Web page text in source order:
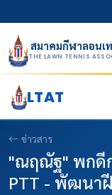
สมาคมกีฬาลอนเ
THE LAWN TENNIS
LTAT
ข่าวสาร
"ณฤณัฐ" พกดีก
PTT - พัฒนา